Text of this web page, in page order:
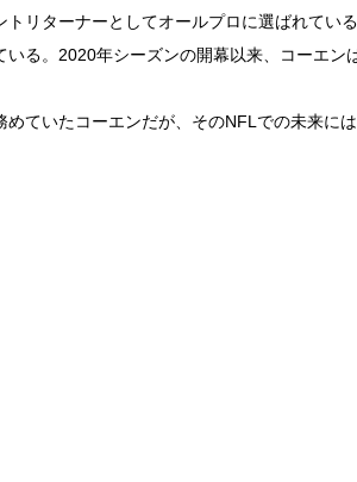
トリターナーとしてオールプロに選ばれてい
る。2020年シーズンの開幕以来、コーエン
めていたコーエンだが、そのNFLでの未来に